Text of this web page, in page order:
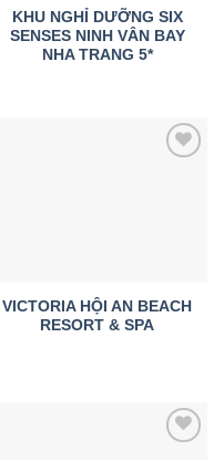
KHU NGHỈ DƯỠNG SIX
SENSES NINH VÂN BAY
NHA TRANG 5*
VICTORIA HỘI AN BEACH
RESORT & SPA